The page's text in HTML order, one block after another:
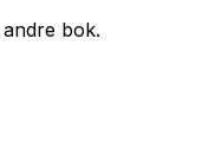
bok.